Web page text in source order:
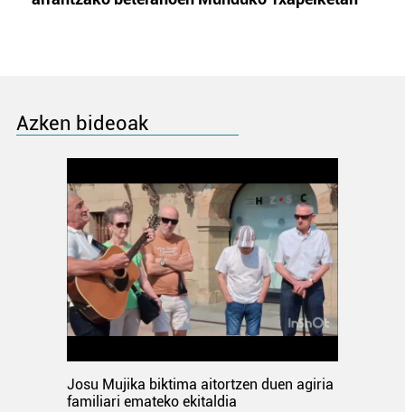
Azken bideoak
Josu Mujika biktima aitortzen duen agiria
familiari emateko ekitaldia